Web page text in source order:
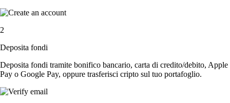
2
Deposita fondi
Deposita fondi tramite bonifico bancario, carta di credito/debito, Apple
Pay o Google Pay, oppure trasferisci cripto sul tuo portafoglio.